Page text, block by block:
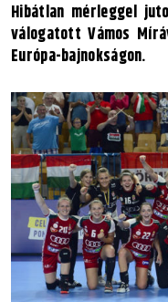
Hibátlan mérleggel
válogatott Vámos
Európa-bajnokságon.